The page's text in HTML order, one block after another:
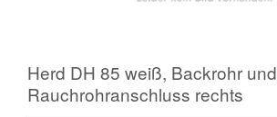
Herd DH 85 weiß, Backrohr und
Rauchrohranschluss rechts